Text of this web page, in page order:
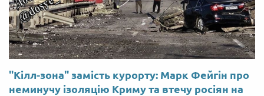
"Кілл-зона" замість курорту: Марк Фейгін про
неминучу ізоляцію Криму та втечу росіян на